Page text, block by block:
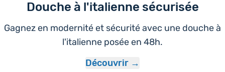
Douche à l'italienne sécurisée
Gagnez en modernité et sécurité avec une douche à
l'italienne posée en 48h.
Découvrir